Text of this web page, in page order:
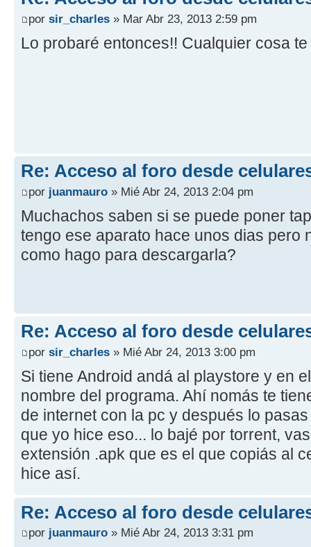
por sir_charles » Mar Abr 23, 2013 2:59 pm
Lo probaré entonces!! Cualquier cosa
Re: Acceso al foro desde
por juanmauro » Mié Abr 24, 2013 2:04 pm
Muchachos saben si se puede poner
tengo ese aparato hace unos dias pero
como hago para descargarla?
Re: Acceso al foro desde
por sir_charles » Mié Abr 24, 2013 3:00 pm
Si tiene Android andá al playstore y en
nombre del programa. Ahí nomás te
de internet con la pc y después lo
que yo hice eso... lo bajé por torrent,
extensión .apk que es el que copiás al
hice así.
Re: Acceso al foro desde
por juanmauro » Mié Abr 24, 2013 3:31 pm